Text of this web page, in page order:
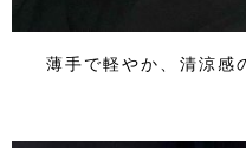
薄手で軽やか、清涼感